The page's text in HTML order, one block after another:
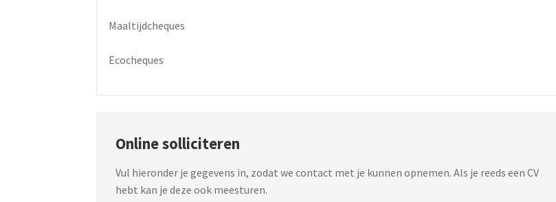
Maaltijdcheques
Ecocheques
Online solliciteren
Vul hieronder je gegevens in, zodat we contact met je kunnen opnemen. Als je reeds een CV
hebt kan je deze ook meesturen.